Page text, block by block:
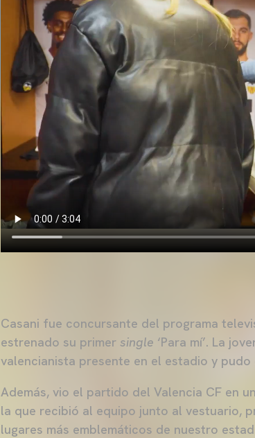
Casani fue concursante del programa
estrenado su primer single ‘Para mí’. La
valencianista presente en el estadio y pudo
Además, vio el partido del Valencia CF en
la que recibió al equipo junto al vestuario,
lugares más emblemáticos de nuestro